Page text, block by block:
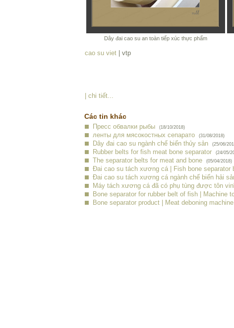
Dây đai cao su an toàn tiếp xúc thực phẩm
cao su viet | vtp
| chi tiết...
Các tin khác
Пресс обвалки рыбы (18/10/2018)
ленты для мясокостных сепарато (31/08/2018)
Dây đai cao su ngành chế biến thủy sản (25/06/
Rubber belts for fish meat bone separator (24/05/
The separator belts for meat and bone (05/04/2018)
Đai cao su tách xương cá | Fish bone separator
Đai cao su tách xương cá ngành chế biến hải
Máy tách xương cá đã có phụ tùng được tôn
Bone separator for rubber belt of fish | Machine
Bone separator product | Meat deboning machine